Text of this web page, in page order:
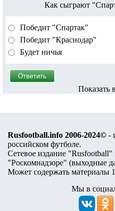
Как сыграют
Победит "Спартак"
Победит "Краснодар"
Будет ничья
Показать
Rusfootball.info 2006-2024© -
российском футболе.
Сетевое издание "Rusfootball"
"Роскомнадзоре" (выходные
Может содержать материалы
Мы в